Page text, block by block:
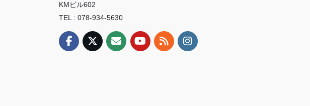
KMビル602
TEL : 078-934-5630